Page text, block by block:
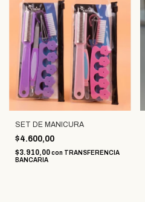
SET DE MANICURA
$4.600,00
$3.910,00con TRANSFERENCIA
BANCARIA